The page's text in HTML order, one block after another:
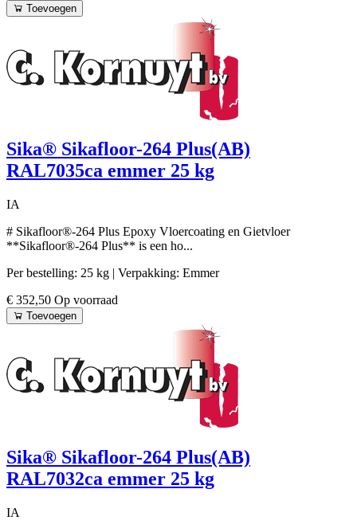
Toevoegen
Sika® Sikafloor-264 Plus(AB)
RAL7035ca emmer 25 kg
IA
# Sikafloor®-264 Plus Epoxy Vloercoating en Gietvloer
**Sikafloor®-264 Plus** is een ho...
Per bestelling: 25 kg | Verpakking: Emmer
€ 352,50 Op voorraad
Toevoegen
Sika® Sikafloor-264 Plus(AB)
RAL7032ca emmer 25 kg
IA